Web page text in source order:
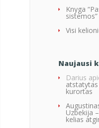
Knyga
sistemos”
Visi
Naujausi
Darius
kurortas
Uzbekija
kelias